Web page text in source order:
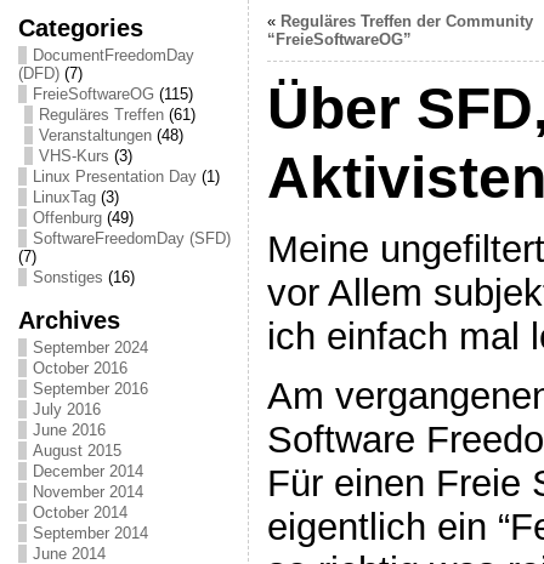
Categories
DocumentFreedomDay
(DFD)(7)
FreieSoftwareOG (115)
Reguläres Treffen(61)
Veranstaltungen(48)
VHS-Kurs (3)
Linux Presentation Day(1)
LinuxTag(3)
Offenburg(49)
SoftwareFreedomDay (SFD)
(7)
Sonstiges (16)
Archives
September 2024
October 2016
September 2016
July 2016
June 2016
August 2015
December 2014
November 2014
October 2014
September 2014
June 2014
« Reguläres Treffen der Community
“FreieSoftwareOG”
Über
Meine
vor Allem
ich einfach mal
Am
Software
Für einen Freie
eigentlich ein